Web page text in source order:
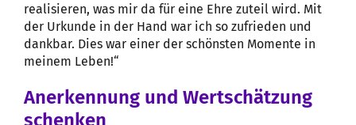
realisieren, was mir da für eine Ehre zuteil wird. Mit
der Urkunde in der Hand war ich so zufrieden und
dankbar. Dies war einer der schönsten Momente in
meinem Leben!“
Anerkennung und Wertschätzung
schenken